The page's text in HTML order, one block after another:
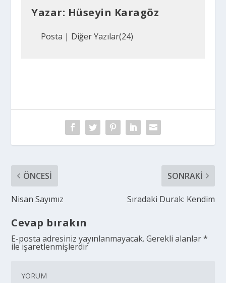
Yazar: Hüseyin Karagöz
Posta | Diğer Yazılar(24)
ÖNCESI
Nisan Sayımız
SONRAKI
Sıradaki Durak: Kendim
Cevap bırakın
E-posta adresiniz yayınlanmayacak. Gerekli alanlar*
ile işaretlenmişlerdir